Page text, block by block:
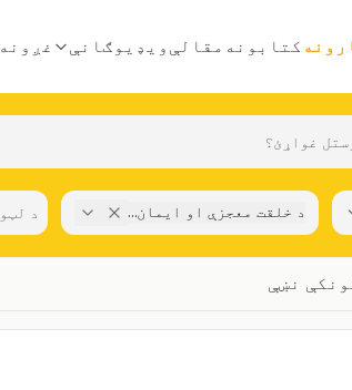
کتابونه مقالېویډیوګانې غږونه
د خلقت معجزې او ایمان ته راښکونکې نښې
نښې